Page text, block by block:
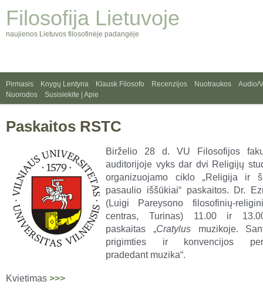
Filosofija Lietuvoje
naujienos Lietuvos filosofinėje padangėje
Pirmasis Knygų Lentyna Klausk Filosofo Recenzijos Nuotraukos
Audio/
Nuorodos
Susisiekite | Apie
Paskaitos RSTC
Birželio 28 d. VU Filosofijos
auditorijoje vyks dar dvi Religijų
organizuojamo ciklo„Religija ir
pasaulio iššūkiai“ paskaitos. Dr.
(Luigi Pareysono filosofinių-
centras, Turinas) 11.00 ir
paskaitas „Cratylus muzikoje.
prigimties ir konvencijos
pradedant muzika“.
Kvietimas >>>